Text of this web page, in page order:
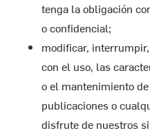
tenga la obligación
o confidencial;
modificar,
con el uso, las
o el mantenimiento
publicaciones o
disfrute de nuestros